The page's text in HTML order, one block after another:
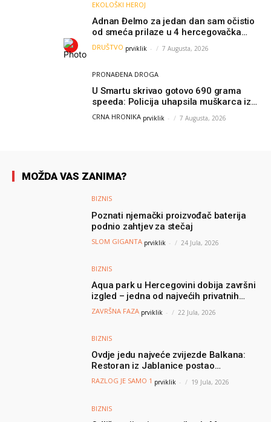
EKOLOŠKI HEROJ
Adnan Đelmo za jedan dan sam očistio
od smeća prilaze u 4 hercegovačka
grada: “Danas nisam čistio samo smeće,
čistio sam sliku o nama”
DRUŠTVO prviklik - 7 Augusta, 2026
PRONAĐENA DROGA
U Smartu skrivao gotovo 690 grama
speeda: Policija uhapsila muškarca iz
Hercegovine
CRNA HRONIKA prviklik - 7 Augusta, 2026
MOŽDA VAS ZANIMA?
BIZNIS
Poznati njemački proizvođač baterija
podnio zahtjev za stečaj
SLOM GIGANTA prviklik - 24 Jula, 2026
BIZNIS
Aqua park u Hercegovini dobija završni
izgled – jedna od najvećih privatnih
turističkih investicija vrijedna oko 50
ZAVRŠNA FAZA prviklik - 22 Jula, 2026
BIZNIS
Ovdje jedu najveće zvijezde Balkana:
Restoran iz Jablanice postao
nezaobilazna destinacija poznatih, a svi
dolaze zbog jednog specijaliteta
RAZLOG JE SAMO 1 prviklik - 19 Jula, 2026
BIZNIS